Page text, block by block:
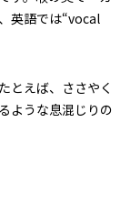
英語では“vocal
とえば、ささやく
ような息混じりの